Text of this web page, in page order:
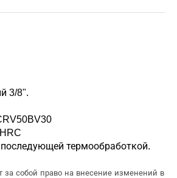
3/8".
термообработкой.
за собой право на внесение изменений в